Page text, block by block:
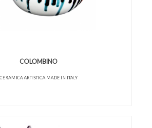
COLOMBINO
CERAMICA ARTISTICA MADE IN ITALY